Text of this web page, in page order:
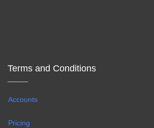
Terms and Conditions
Accounts
Pricing